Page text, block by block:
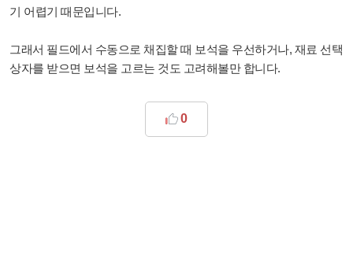
기 어렵기 때문입니다.
그래서 필드에서 수동으로 채집할 때 보석을 우선하거나, 재료 선택
상자를 받으면 보석을 고르는 것도 고려해볼만 합니다.
0